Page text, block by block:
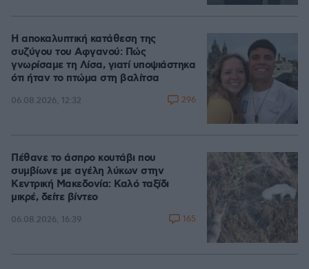
Η αποκαλυπτική κατάθεση της
συζύγου του Αφγανού: Πώς
γνωρίσαμε τη Λίσα, γιατί υποψιάστηκα
ότι ήταν το πτώμα στη βαλίτσα
06.08.2026, 12:32 296
Πέθανε το άσπρο κουτάβι που
συμβίωνε με αγέλη λύκων στην
Κεντρική Μακεδονία: Καλό ταξίδι
μικρέ, δείτε βίντεο
06.08.2026, 16:39 165